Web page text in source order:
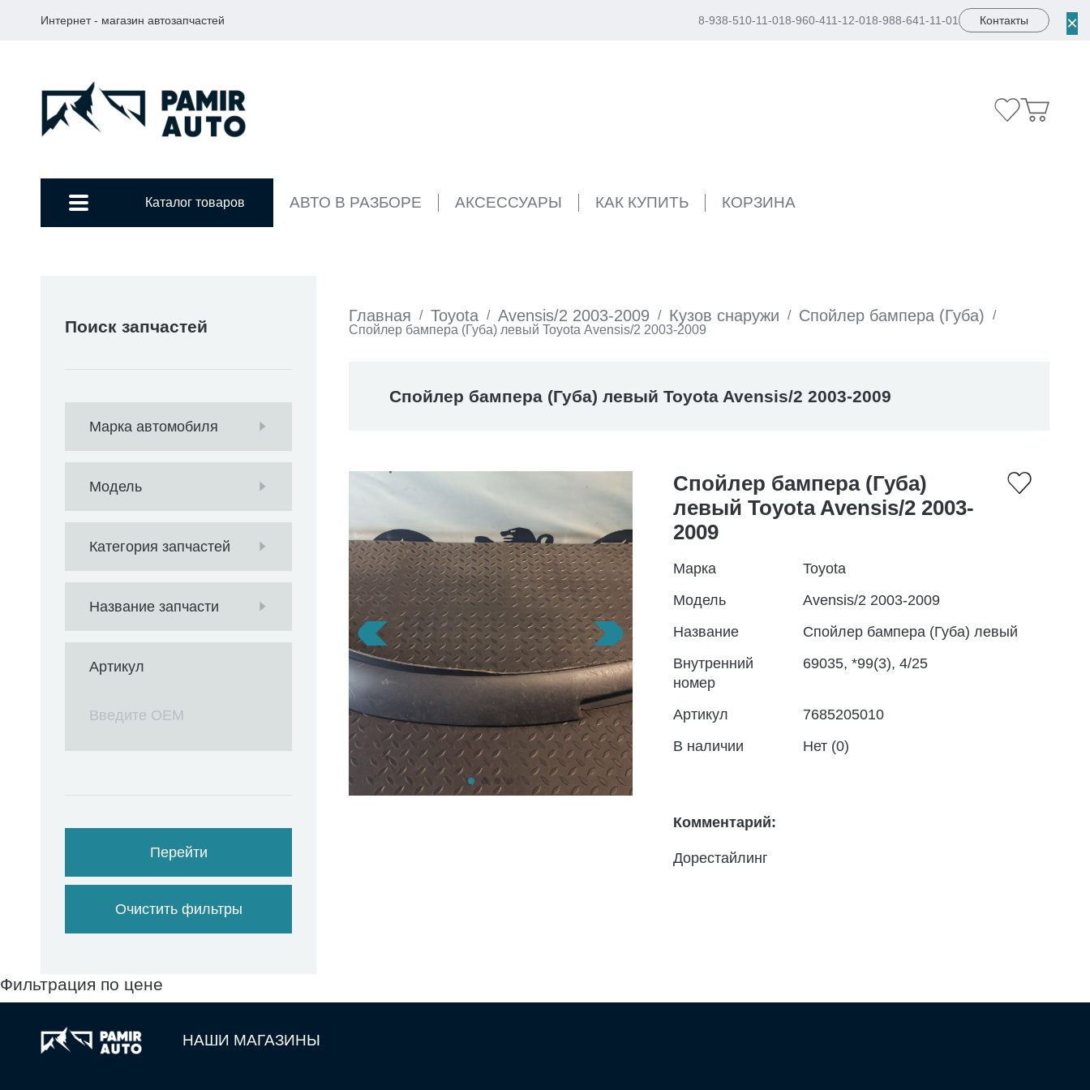
Интернет - магазин автозапчастей 8-938-510-11-018-960-411-12-018-988-641-11-01 Контакты
Каталог товаров АВТО В РАЗБОРЕ АКСЕССУАРЫ КАК КУПИТЬ КОРЗИНА
×
Поиск запчастей
Марка автомобиля
Модель
Категория запчастей
Название запчасти
Артикул
Перейти
Очистить фильтры
Главная / Toyota / Avensis/2 2003-2009 / Кузов снаружи / Спойлер бампера (Губа)
/
Спойлер бампера (Губа) левый Toyota Avensis/2 2003-2009
Спойлер бампера (Губа) левый Toyota Avensis/2 2003-2009
Спойлер бампера (Губа)
левый Toyota Avensis/2 2003-
2009
Марка
Toyota
Модель
Avensis/2 2003-2009
Название
Спойлер бампера (Губа) левый
Внутренний
номер
69035, *99(3), 4/25
Артикул
7685205010
В наличии
Нет (0)
Комментарий:
Дорестайлинг
Фильтрация по цене
НАШИ МАГАЗИНЫ